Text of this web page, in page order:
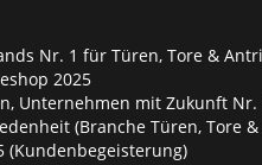
Nr. 1 für Türen, Tore &
2025
Unternehmen mit Zukunft Nr.
(Branche Türen, Tore
(Kundenbegeisterung)